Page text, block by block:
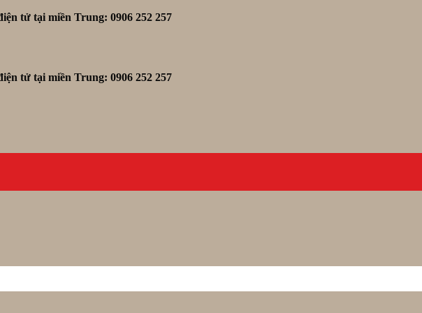
tử tại miền Trung: 0906 252 257
tử tại miền Trung: 0906 252 257